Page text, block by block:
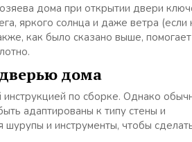
дома при открытии двери
яркого солнца и даже ветра (если
как было сказано выше,
дома
по сборке. Однако
адаптированы к типу стены и
и инструменты, чтобы